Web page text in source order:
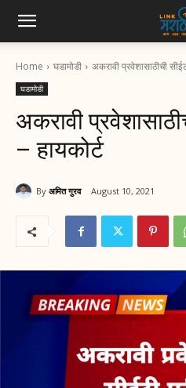
Home घडामोडी अकरावी प्रवेशासाठीची
घडामोडी
अकरावी
– हायकोर्ट
By अमित गुरव August 10, 2021